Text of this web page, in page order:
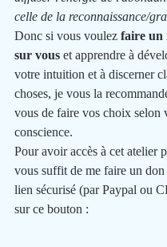
celle de la reconnaissance/
Donc si vous voulez faire un
sur vous et apprendre à
votre intuition et à discerner
choses, je vous la
vous de faire vos choix selon
conscience.
Pour avoir accès à cet atelier
vous suffit de me faire un
lien sécurisé (par Paypal ou
sur ce bouton :